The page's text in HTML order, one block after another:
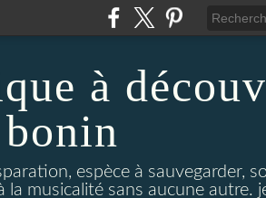
à
bonin
espèce à sauvegarder,
musicalité sans aucune autre.